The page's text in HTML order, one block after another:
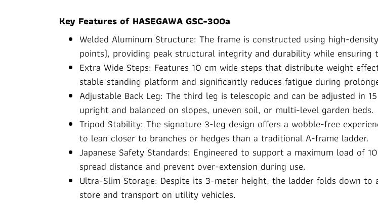
Key Features of HASEGAWA GSC-300a
Welded Aluminum Structure: The frame is constructed using high-
points), providing peak structural integrity and durability while
Extra Wide Steps: Features 10 cm wide steps that distribute weight
stable standing platform and significantly reduces fatigue during
Adjustable Back Leg: The third leg is telescopic and can be adjusted in
upright and balanced on slopes, uneven soil, or multi-level garden beds.
Tripod Stability: The signature 3-leg design offers a wobble-free
to lean closer to branches or hedges than a traditional A-frame ladder.
Japanese Safety Standards: Engineered to support a maximum load of
spread distance and prevent over-extension during use.
Ultra-Slim Storage: Despite its 3-meter height, the ladder folds down
store and transport on utility vehicles.